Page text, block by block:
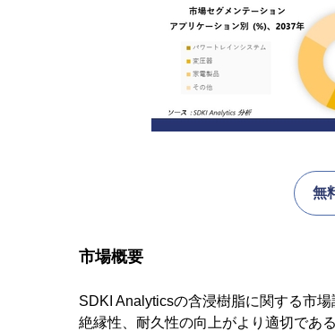
無
市場概要
SDKI Analyticsの含浸樹脂に関する市
絶縁性、耐久性の向上がより適切であ